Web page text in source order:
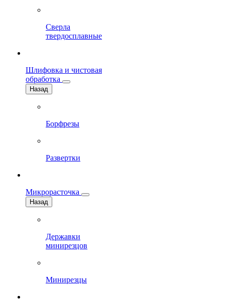
Сверла
твердосплавные
Шлифовка и чистовая
обработка
Назад
Борфрезы
Развертки
Микрорасточка
Назад
Державки
минирезцов
Минирезцы